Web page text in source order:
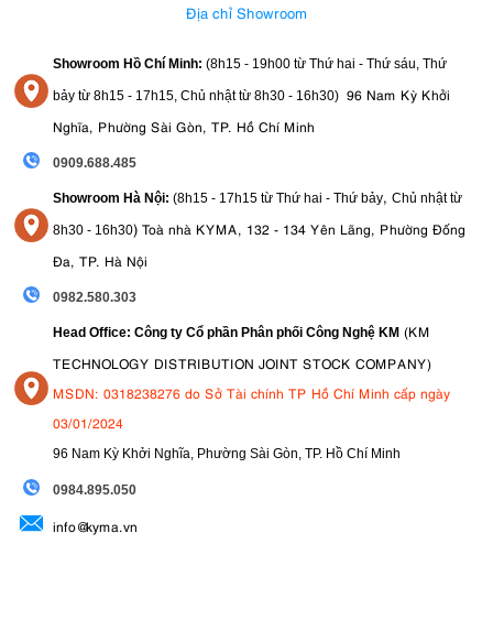
Địa chỉ Showroom
Showroom Hồ Chí Minh: (8h15 - 19h00 từ Thứ hai - Thứ sáu, Thứ
bảy từ 8h15 - 17h15, Chủ nhật từ 8h30 - 16h30) 96 Nam Kỳ Khởi
Nghĩa, Phường Sài Gòn, TP. Hồ Chí Minh
0909.688.485
Showroom Hà Nội: (8h15 - 17h15 từ Thứ hai - Thứ bảy, Chủ nhật từ
8h30 - 16h30) Toà nhà KYMA, 132 - 134 Yên Lãng, Phường Đống
Đa, TP. Hà Nội
0982.580.303
Head Office: Công ty Cổ phần Phân phối Công Nghệ KM (KM
TECHNOLOGY DISTRIBUTION JOINT STOCK COMPANY)
MSDN: 0318238276 do Sở Tài chính TP Hồ Chí Minh cấp ngày
03/01/2024
96 Nam Kỳ Khởi Nghĩa, Phường Sài Gòn, TP. Hồ Chí Minh
0984.895.050
info@kyma.vn